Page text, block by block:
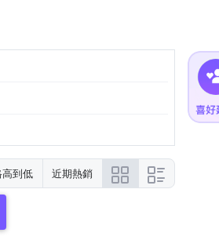
到低 近期熱銷